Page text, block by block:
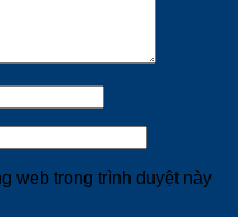
web trong trình duyệt này